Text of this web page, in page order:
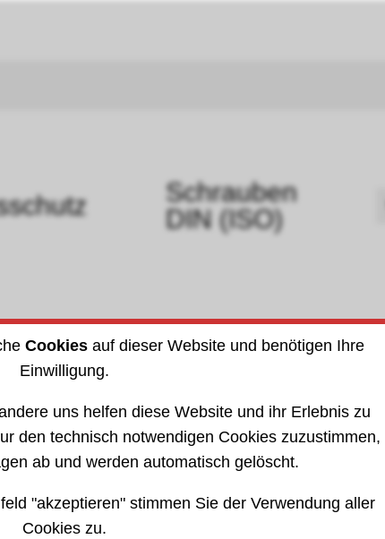
Schrauben
DIN (ISO)
Cookiesauf dieser Website und benötigen Ihre
Einwilligung.
uns helfen diese Website und ihr Erlebnis zu
den technisch notwendigen Cookies zuzustimmen,
ab und werden automatisch gelöscht.
"akzeptieren" stimmen Sie der Verwendung aller
Cookies zu.